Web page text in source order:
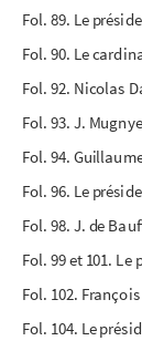
Fol. 89. Le
Fol. 90. Le
Fol. 92. Nicolas
Fol. 93. J.
Fol. 94.
Fol. 96. Le
Fol. 98. J. de
Fol. 99 et 101.
Fol. 102.
Fol. 104. Le